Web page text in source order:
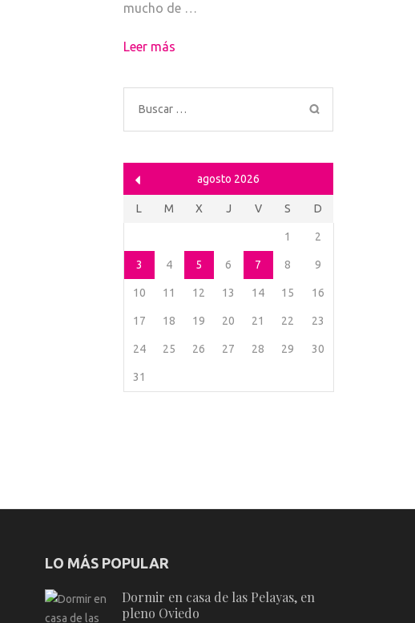
mucho de …
Leer más
Buscar:
agosto 2026
L M X J V S D
1 2
3 4 5 6 7 8 9
10 11 12 13 14 15 16
17 18 19 20 21 22 23
24 25 26 27 28 29 30
31
LO MÁS POPULAR
Dormir en casa de las Pelayas, en
pleno Oviedo